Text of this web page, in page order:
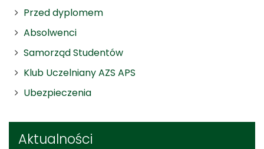
Przed dyplomem
Absolwenci
Samorząd Studentów
Klub Uczelniany AZS APS
Ubezpieczenia
Aktualności